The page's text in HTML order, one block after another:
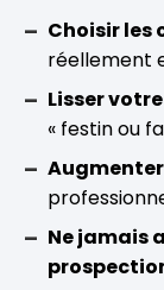
Choisir les
réellement
Lisser
« festin ou
Ne jamais